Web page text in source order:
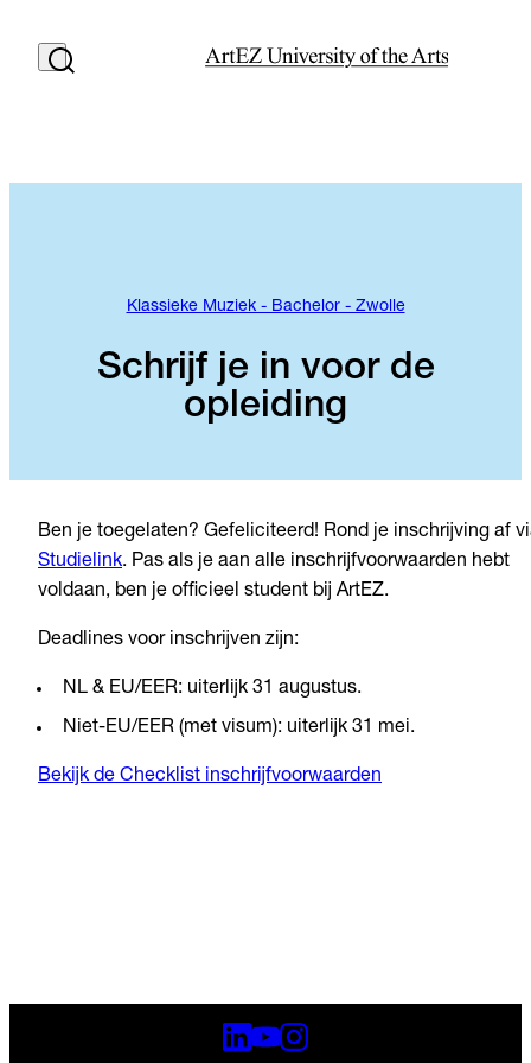
Klassieke Muziek - Bachelor - Zwolle
Schrijf je in voor de
opleiding
Ben je toegelaten? Gefeliciteerd! Rond je inschrijving af
Studielink. Pas als je aan alle inschrijfvoorwaarden hebt
voldaan, ben je officieel student bij ArtEZ.
Deadlines voor inschrijven zijn:
NL & EU/EER: uiterlijk 31 augustus.
Niet-EU/EER (met visum): uiterlijk 31 mei.
Bekijk de Checklist inschrijfvoorwaarden